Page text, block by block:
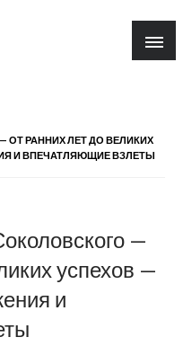
РАННИХ ЛЕТ ДО ВЕЛИКИХ
И ВПЕЧАТЛЯЮЩИЕ ВЗЛЕТЫ
—
успехов —
и